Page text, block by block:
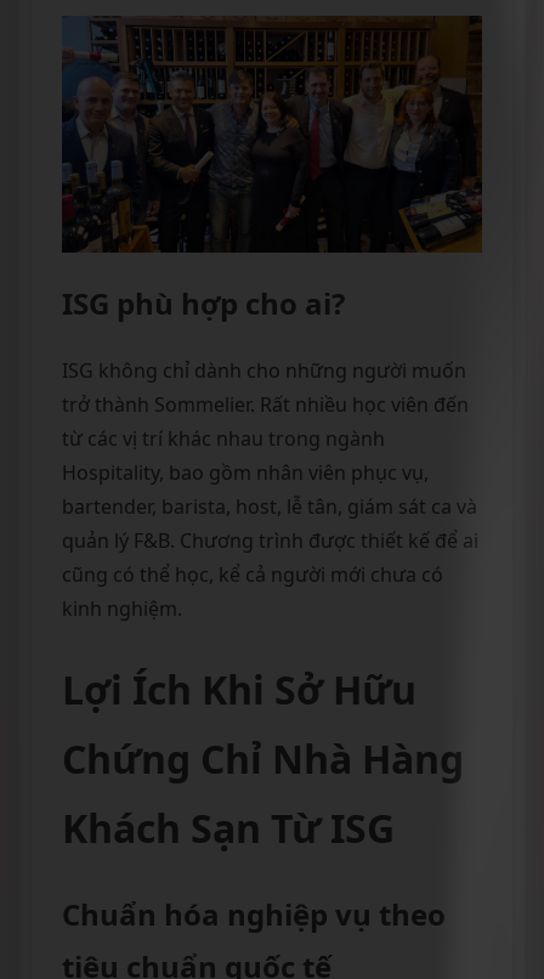
ISG phù hợp cho ai?
ISG không chỉ dành cho những người muốn
trở thành Sommelier. Rất nhiều học viên đến
từ các vị trí khác nhau trong ngành
Hospitality, bao gồm nhân viên phục vụ,
bartender, barista, host, lễ tân, giám sát ca và
quản lý F&B. Chương trình được thiết kế để ai
cũng có thể học, kể cả người mới chưa có
kinh nghiệm.
Lợi Ích Khi Sở Hữu
Chứng Chỉ Nhà Hàng
Khách Sạn Từ ISG
Chuẩn hóa nghiệp vụ theo
tiêu chuẩn quốc tế